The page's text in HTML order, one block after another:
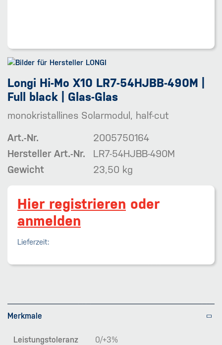
Longi Hi-Mo X10 LR7-54HJBB-490M |
Full black | Glas-Glas
monokristallines Solarmodul, half-cut
Art.-Nr.
2005750164
Hersteller Art.-Nr.
LR7-54HJBB-490M
Gewicht
23,50 kg
Hier registrieren oder
anmelden
Lieferzeit:
Merkmale
Leistungstoleranz 0/+3%